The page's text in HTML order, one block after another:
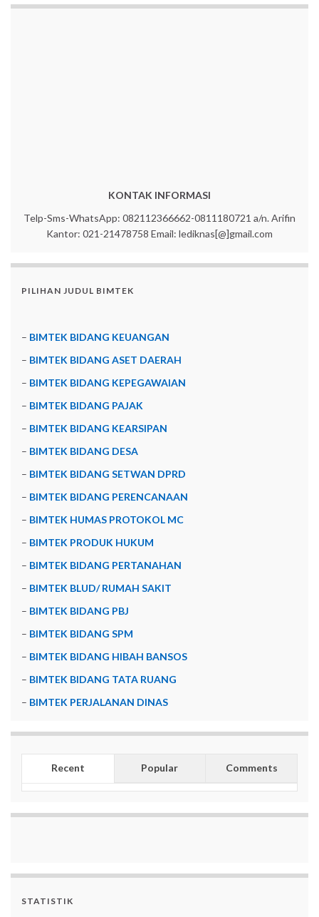
KONTAK INFORMASI
Telp-Sms-WhatsApp: 082112366662-0811180721 a/n. Arifin
Kantor: 021-21478758 Email: lediknas[@]gmail.com
PILIHAN JUDUL BIMTEK
– BIMTEK BIDANG KEUANGAN
– BIMTEK BIDANG ASET DAERAH
– BIMTEK BIDANG KEPEGAWAIAN
– BIMTEK BIDANG PAJAK
– BIMTEK BIDANG KEARSIPAN
– BIMTEK BIDANG DESA
– BIMTEK BIDANG SETWAN DPRD
– BIMTEK BIDANG PERENCANAAN
– BIMTEK HUMAS PROTOKOL MC
– BIMTEK PRODUK HUKUM
– BIMTEK BIDANG PERTANAHAN
– BIMTEK BLUD/ RUMAH SAKIT
– BIMTEK BIDANG PBJ
– BIMTEK BIDANG SPM
– BIMTEK BIDANG HIBAH BANSOS
– BIMTEK BIDANG TATA RUANG
– BIMTEK PERJALANAN DINAS
Recent Popular Comments
STATISTIK